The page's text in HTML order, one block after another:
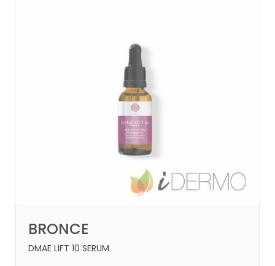
BRONCE
DMAE LIFT 10 SERUM